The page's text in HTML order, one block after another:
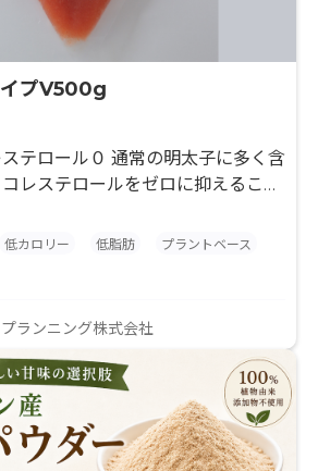
イプV500g
テロール０ 通常の明太子に多く含
レステロールをゼロに抑えること
しみ頂けます。 ◆魚卵不使用 魚
使わずに明太子の味や食感を実現
ルギーの方でも安心してお召しあ
ずにプチプチの生食感を維持し、
しません。
低カロリー 低脂肪
プラントベース
ランニング株式会社